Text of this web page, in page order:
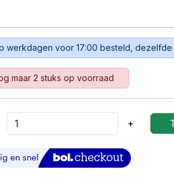
werkdagen voor 17:00 besteld,
maar 2 stuks op voorraad
+